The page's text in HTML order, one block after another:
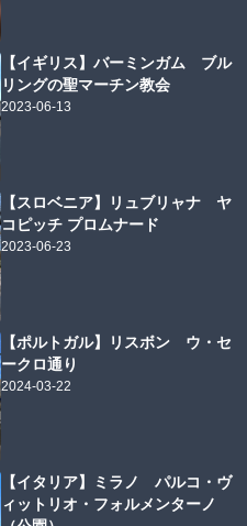
【イギリス】バーミンガム ブル
リングの聖マーチン教会
2023-06-13
【スロベニア】リュブリャナ ヤ
コピッチ プロムナード
2023-06-23
【ポルトガル】リスボン ウ・セ
ークロ通り
2024-03-22
【イタリア】ミラノ パルコ・ヴ
ィットリオ・フォルメンターノ